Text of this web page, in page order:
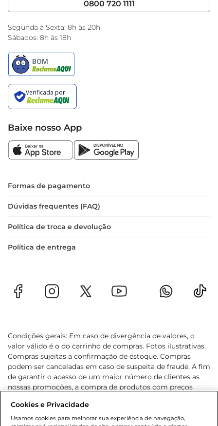
Black Friday
Encarte do Dia
0800 720 1111
Segunda à Sexta: 8h às 20h
Sábados: 8h às 18h
Baixe nosso App
Formas de pagamento
Dúvidas frequentes (FAQ)
Política de troca e devolução
Política de entrega
Condições gerais: Em caso de divergência de valores, o
valor válido é o do carrinho de compras. Fotos ilustrativas.
Compras sujeitas a confirmação de estoque. Compras
podem ser canceladas em caso de suspeita de fraude. A fim
de garantir o acesso de um maior número de clientes as
nossas promoções, a compra de produtos com preços
cliente. Os preços, ofertas e condições são exclusivos para
o e-commerce e válidos durante o dia de hoje, podendo
Cookies e Privacidade
Usamos cookies para melhorar sua experiência de navegação,